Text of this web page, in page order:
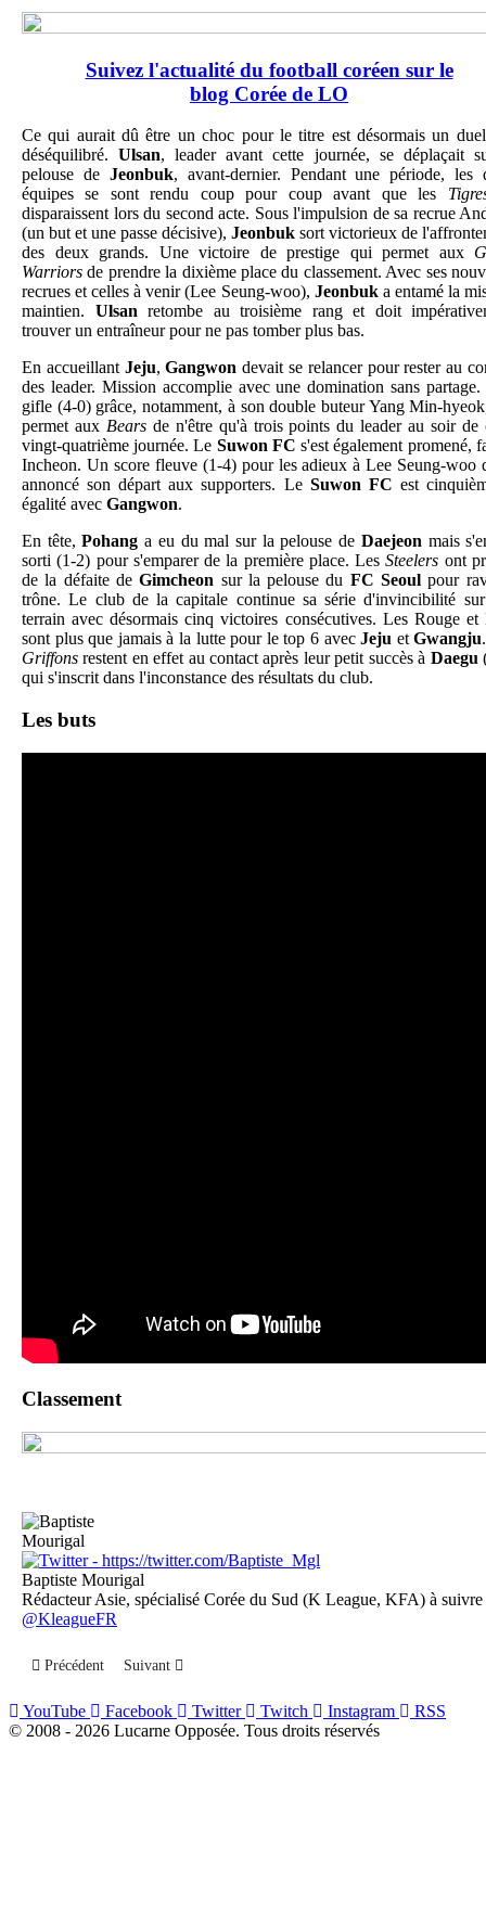
Suivez l'actualité du football coréen sur le
blog Corée de LO
Ce qui aurait dû être un choc pour le titre est désormais un
déséquilibré.Ulsan, leader avant cette journée, se déplaçait
pelouse de Jeonbuk, avant-dernier. Pendant une période, les
équipes se sont rendu coup pour coup avant que les
disparaissent lors du second acte. Sous l'impulsion de sa recrue
(un but et une passe décisive), Jeonbuk sort victorieux de
des deux grands. Une victoire de prestige qui permet aux
Warriorsde prendre la dixième place du classement. Avec ses
recrues et celles à venir (Lee Seung-woo), Jeonbuka entamé la
maintien. Ulsan retombe au troisième rang et doit
trouver un entraîneur pour ne pas tomber plus bas.
En accueillant Jeju,Gangwon devait se relancer pour rester au
des leader. Mission accomplie avec une domination sans
gifle (4-0) grâce, notamment, à son double buteur Yang Min-
permet aux Bearsde n'être qu'à trois points du leader au soir de
vingt-quatrième journée. Le Suwon FC s'est également promené,
Incheon. Un score fleuve (1-4) pour les adieux à Lee Seung-woo
annoncé son départ aux supporters. Le Suwon FC est
égalité avec Gangwon.
En tête,Pohang a eu du mal sur la pelouse de Daejeon mais
sorti (1-2) pour s'emparer de la première place. LesSteelers ont
de la défaite deGimcheon sur la pelouse du FC Seoulpour
trône. Le club de la capitale continue sa série d'invincibilité
terrain avec désormais cinq victoires consécutives. Les Rouge et
sont plus que jamais à la lutte pour le top 6 avecJeju etGwangju
Griffons restent en effet au contact après leur petit succès à Daegu
qui s'inscrit dans l'inconstance des résultats du club.
Les buts
Classement
Baptiste Mourigal
Rédacteur Asie, spécialisé Corée du Sud (K League, KFA) à suivre
@KleagueFR
Article précédent : Corée du Sud – K League 2024 : le récap de la J25
Précédent Article suivant : Corée du Sud – K League 2024 : le récap
Suivant
YouTube Facebook Twitter Twitch Instagram
RSS
© 2008 - 2026 Lucarne Opposée. Tous droits réservés